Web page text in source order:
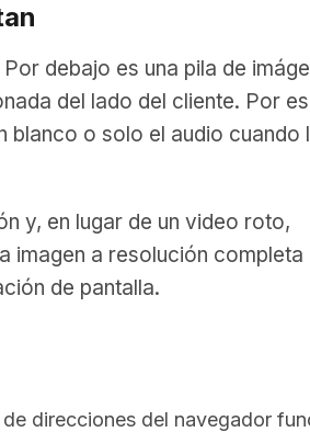
debajo es una pila de
del lado del cliente. Por
o solo el audio cuando
y, en lugar de un video roto,
imagen a resolución completa
de pantalla.
direcciones del navegador